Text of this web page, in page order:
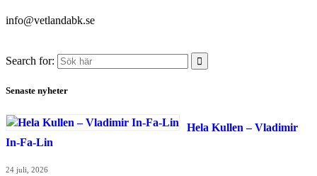
info@vetlandabk.se
Search for:
Senaste nyheter
Hela Kullen – Vladimir
In-Fa-Lin
24 juli, 2026